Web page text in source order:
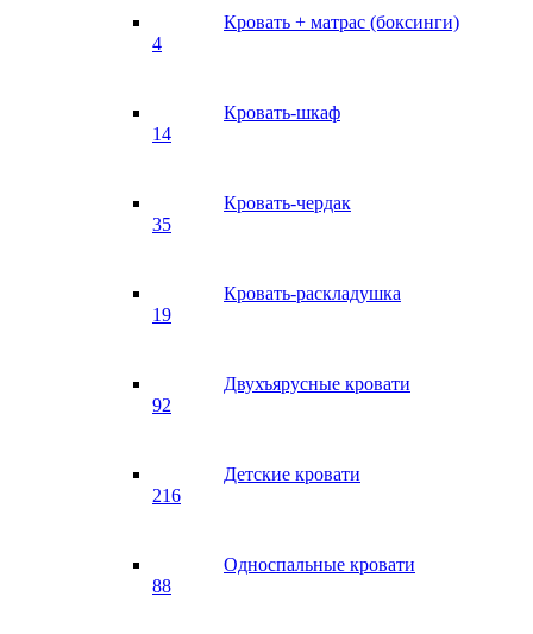
Кровать + матрас (боксинги)
4
Кровать-шкаф
14
Кровать-чердак
35
Кровать-раскладушка
19
Двухъярусные кровати
92
Детские кровати
216
Односпальные кровати
88